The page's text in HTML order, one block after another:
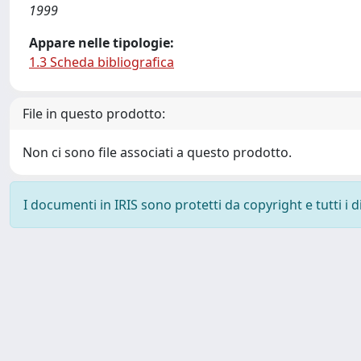
1999
Appare nelle tipologie:
1.3 Scheda bibliografica
File in questo prodotto:
Non ci sono file associati a questo prodotto.
I documenti in IRIS sono protetti da copyright e tutti i